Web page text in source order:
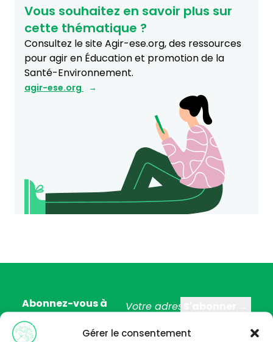
Gérer le consentement
Vous souhaitez en savoir plus sur
cette thématique ?
Consultez le site Agir-ese.org, des ressources
pour agir en Éducation et promotion de la
Santé-Environnement.
agir-ese.org
Abonnez-vous à
notre newsletter